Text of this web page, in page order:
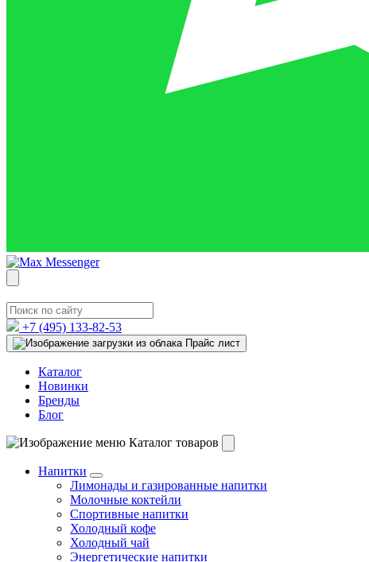
+7 (495) 133-82-53
Прайс лист
Каталог
Новинки
Бренды
Блог
Каталог товаров
Напитки
Лимонады и газированные напитки
Молочные коктейли
Спортивные напитки
Холодный кофе
Холодный чай
Энергетические напитки